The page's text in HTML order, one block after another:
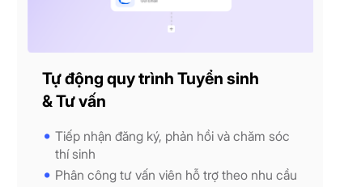
Tiếp nhận đăng ký, phản hồi và chăm sóc
thí sinh
Phân công tư vấn viên hỗ trợ theo nhu cầu
Tự động quy trình Tuyển sinh
& Tư vấn